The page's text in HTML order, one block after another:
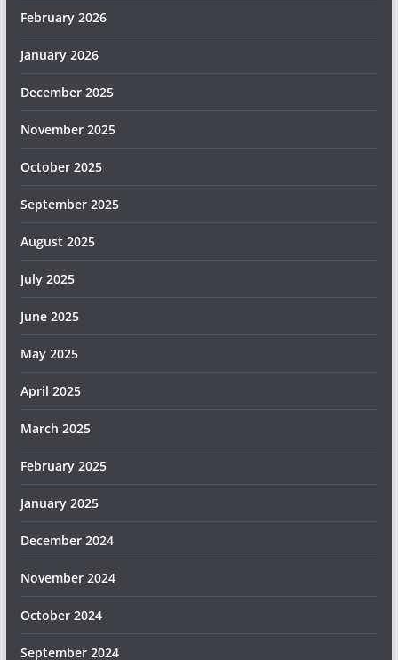
February 2026
January 2026
December 2025
November 2025
October 2025
September 2025
August 2025
July 2025
June 2025
May 2025
April 2025
March 2025
February 2025
January 2025
December 2024
November 2024
October 2024
September 2024